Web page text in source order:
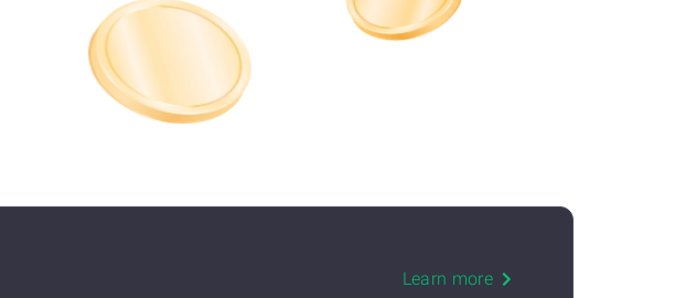
Learn more